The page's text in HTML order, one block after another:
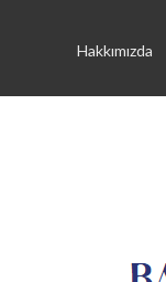
Hakkımızda